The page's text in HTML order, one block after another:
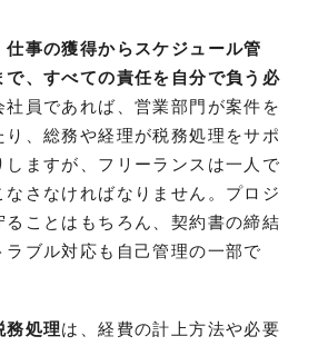
仕事の獲得からスケジュール管
で、すべての責任を自分で負う必
社員であれば、営業部門が案件を
、総務や経理が税務処理をサポ
しますが、フリーランスは一人で
なさなければなりません。プロジ
ることはもちろん、契約書の締結
ブル対応も自己管理の一部で
務処理は、経費の計上方法や必要